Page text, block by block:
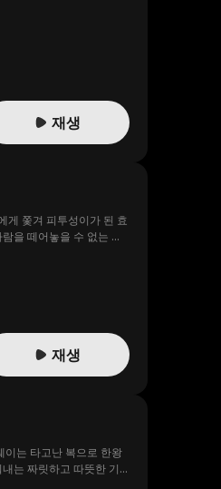
재생
게 쫓겨 피투성이가 된 효
을 떼어놓을 수 없는 강
재생
이는 타고난 복으로 한왕
는 짜릿하고 따뜻한 기